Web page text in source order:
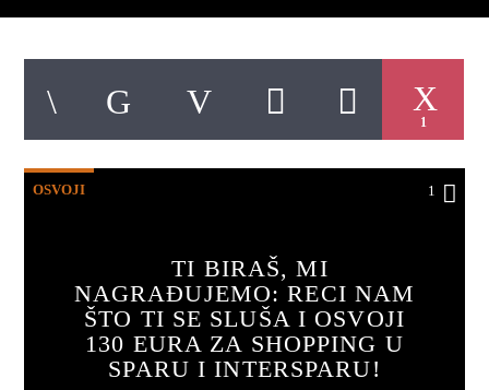
1
OSVOJI 1
TI BIRAŠ, MI
NAGRAĐUJEMO: RECI NAM
ŠTO TI SE SLUŠA I OSVOJI
130 EURA ZA SHOPPING U
SPARU I INTERSPARU!